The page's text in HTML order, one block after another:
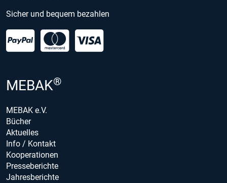
Sicher und bequem bezahlen
MEBAK®
MEBAK e.V.
Bücher
Aktuelles
Info / Kontakt
Kooperationen
Presseberichte
Jahresberichte